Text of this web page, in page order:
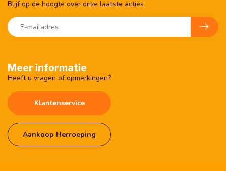
Meer informatie
Heeft u vragen of opmerkingen?
Klantenservice
Aankoop Herroeping
Blijf op de hoogte over onze laatste acties